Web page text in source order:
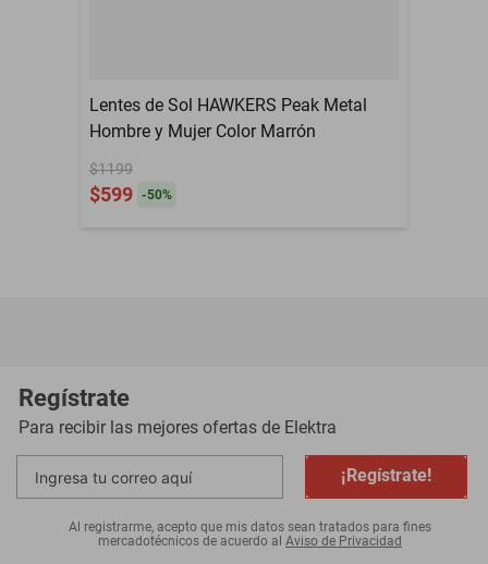
Lentes de Sol HAWKERS Peak Metal
Hombre y Mujer Color Marrón
$1199
$599 -50%
Regístrate
Para recibir las mejores ofertas de Elektra
¡Regístrate!
Al registrarme, acepto que mis datos sean tratados para fines
mercadotécnicos de acuerdo al Aviso de Privacidad